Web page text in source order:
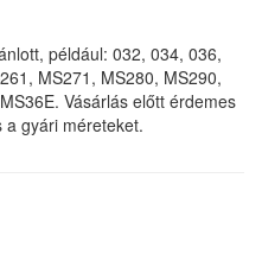
például: 032, 034, 036,
MS271, MS280, MS290,
Vásárlás előtt érdemes
gyári méreteket.